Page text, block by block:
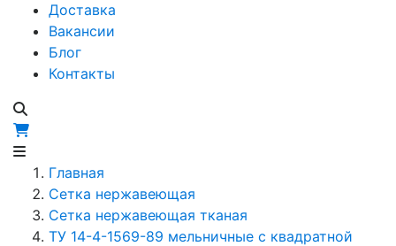
Доставка
Вакансии
Блог
Контакты
Главная
Сетка нержавеющая
Сетка нержавеющая тканая
ТУ 14-4-1569-89 мельничные с квадратной